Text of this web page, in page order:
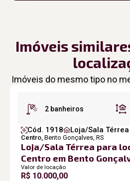
Imóveis
Imóveis do mesmo tipo no
2 banheiros
Cód. 1918 Loja/Sala Térrea
Centro, Bento Gonçalves, RS
Loja/Sala Térrea para
Centro em Bento
Valor de locação
R$ 10.000,00